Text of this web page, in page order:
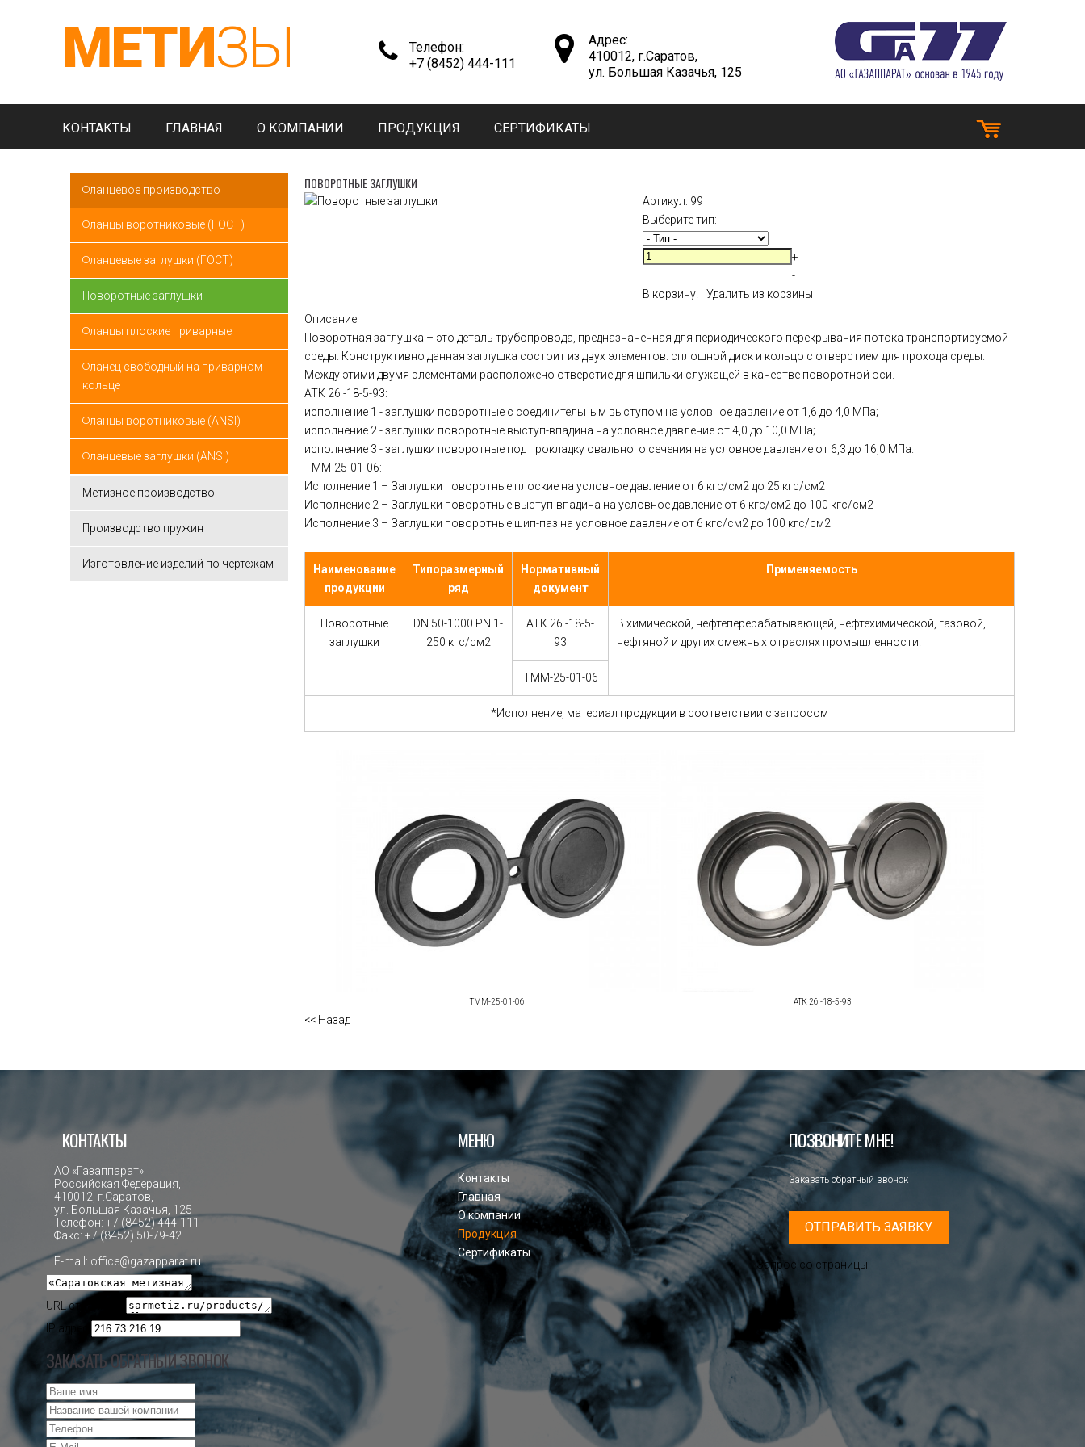
МЕТИЗЫ
Телефон:
+7 (8452) 444-111
Адрес:
410012, г.Саратов,
ул. Большая Казачья, 125
КОНТАКТЫ ГЛАВНАЯ О КОМПАНИИ ПРОДУКЦИЯ СЕРТИФИКАТЫ
Фланцевое производство
Фланцы воротниковые (ГОСТ)
Фланцевые заглушки (ГОСТ)
Поворотные заглушки
Фланцы плоские приварные
Фланец свободный на приварном
кольце
Фланцы воротниковые (ANSI)
Фланцевые заглушки (ANSI)
Метизное производство
Производство пружин
Изготовление изделий по чертежам
ПОВОРОТНЫЕ ЗАГЛУШКИ
Артикул: 99
Выберите тип:
+
-
В корзину!
Удалить из корзины
Описание
Поворотная заглушка – это деталь трубопровода, предназначенная для периодического перекрывания потока транспортируемой
среды. Конструктивно данная заглушка состоит из двух элементов: сплошной диск и кольцо с отверстием для прохода среды.
Между этими двумя элементами расположено отверстие для шпильки служащей в качестве поворотной оси.
АТК 26 -18-5-93:
исполнение 1 - заглушки поворотные с соединительным выступом на условное давление от 1,6 до 4,0 МПа;
исполнение 2 - заглушки поворотные выступ-впадина на условное давление от 4,0 до 10,0 МПа;
исполнение 3 - заглушки поворотные под прокладку овального сечения на условное давление от 6,3 до 16,0 МПа.
ТММ-25-01-06:
Исполнение 1 – Заглушки поворотные плоские на условное давление от 6 кгс/см2до 25 кгс/см2
Исполнение 2 – Заглушки поворотные выступ-впадина на условное давление от 6 кгс/см2до 100 кгс/см2
Исполнение 3 – Заглушки поворотные шип-паз на условное давление от 6 кгс/см2до 100 кгс/см2
Наименование
продукции
Типоразмерный
ряд
Нормативный
документ
Применяемость
Поворотные
заглушки
DN 50-1000 PN 1-
250 кгс/см2
АТК 26 -18-5-
93
В химической, нефтеперерабатывающей, нефтехимической, газовой,
нефтяной и других смежных отраслях промышленности.
TMM-25-01-06
*Исполнение, материал продукции в соответствии с запросом
TMM-25-01-06 АТК 26 -18-5-93
<< Назад
КОНТАКТЫ
АО «Газаппарат»
Российская Федерация,
410012, г.Саратов,
ул. Большая Казачья, 125
Телефон: +7 (8452) 444-111
Факс: +7 (8452) 50-79-42
E-mail: office@gazapparat.ru
МЕНЮ
Контакты
Главная
О компании
Продукция
Сертификаты
ПОЗВОНИТЕ МНЕ!
Заказать обратный звонок
ОТПРАВИТЬ ЗАЯВКУ
Запрос со страницы:
URL страницы:
IP адрес
ЗАКАЗАТЬ ОБРАТНЫЙ ЗВОНОК